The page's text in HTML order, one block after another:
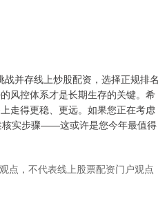
并存线上炒股配资，选择正规排名
风控体系才是长期生存的关键。希
走得更稳、更远。如果您正在考虑
核实步骤——这或许是您今年最值得
点，不代表线上股票配资门户观点